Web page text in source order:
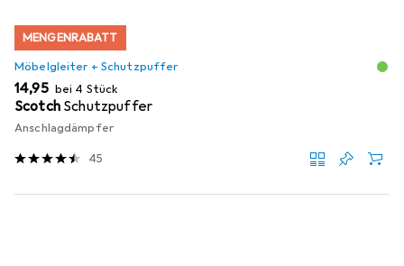
MENGENRABATT
Möbelgleiter + Schutzpuffer
EUR
14,95 bei 4 Stück
Scotch Schutzpuffer
Anschlagdämpfer
45